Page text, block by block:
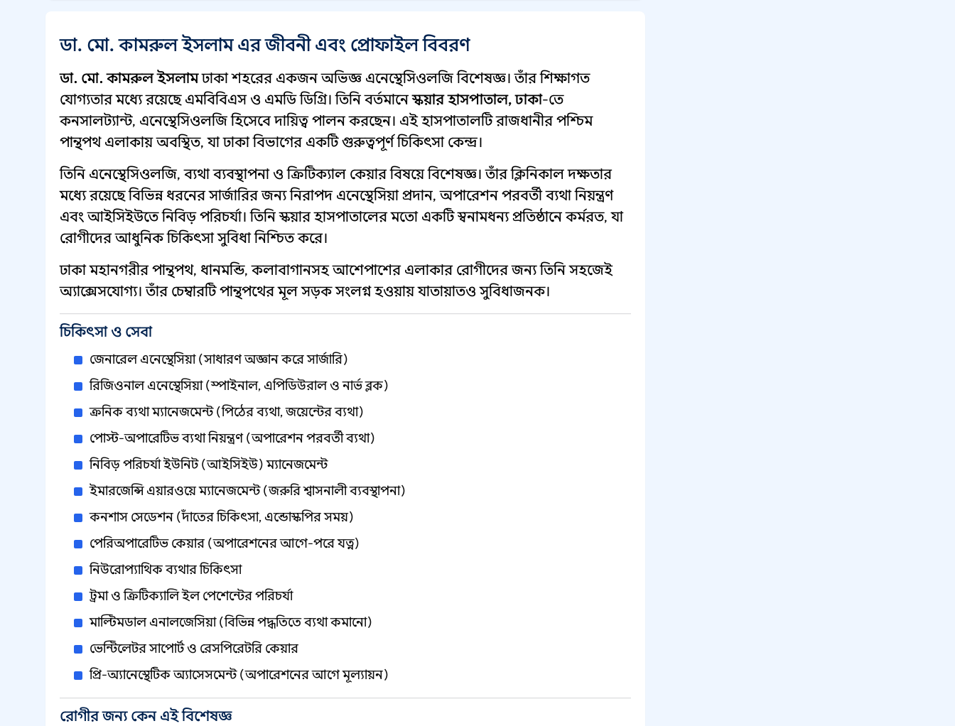
ডা. মো. কামরুল ইসলাম এর জীবনী এবং প্রোফাইল বিবরণ
ডা. মো. কামরুল ইসলামঢাকা শহরের একজন অভিজ্ঞ এনেস্থেসিওলজি বিশেষজ্ঞ। তাঁর শিক্ষাগত
যোগ্যতার মধ্যে রয়েছে এমবিবিএস ও এমডি ডিগ্রি। তিনি বর্তমানেস্কয়ার হাসপাতাল, ঢাকা-তে
কনসালট্যান্ট, এনেস্থেসিওলজি হিসেবে দায়িত্ব পালন করছেন। এই হাসপাতালটি রাজধানীর পশ্চিম
পান্থপথ এলাকায় অবস্থিত, যা ঢাকা বিভাগের একটি গুরুত্বপূর্ণ চিকিৎসা কেন্দ্র।
তিনি এনেস্থেসিওলজি, ব্যথা ব্যবস্থাপনা ও ক্রিটিক্যাল কেয়ার বিষয়ে বিশেষজ্ঞ। তাঁর ক্লিনিকাল দক্ষতার
মধ্যে রয়েছে বিভিন্ন ধরনের সার্জারির জন্য নিরাপদ এনেস্থেসিয়া প্রদান, অপারেশন পরবর্তী ব্যথা নিয়ন্ত্রণ
এবং আইসিইউতে নিবিড় পরিচর্যা। তিনি স্কয়ার হাসপাতালের মতো একটি স্বনামধন্য প্রতিষ্ঠানে কর্মরত, যা
রোগীদের আধুনিক চিকিৎসা সুবিধা নিশ্চিত করে।
ঢাকা মহানগরীর পান্থপথ, ধানমন্ডি, কলাবাগানসহ আশেপাশের এলাকার রোগীদের জন্য তিনি সহজেই
অ্যাক্সেসযোগ্য। তাঁর চেম্বারটি পান্থপথের মূল সড়ক সংলগ্ন হওয়ায় যাতায়াতও সুবিধাজনক।
চিকিৎসা ও সেবা
জেনারেল এনেস্থেসিয়া (সাধারণ অজ্ঞান করে সার্জারি)
রিজিওনাল এনেস্থেসিয়া (স্পাইনাল, এপিডিউরাল ও নার্ভ ব্লক)
ক্রনিক ব্যথা ম্যানেজমেন্ট (পিঠের ব্যথা, জয়েন্টের ব্যথা)
পোস্ট-অপারেটিভ ব্যথা নিয়ন্ত্রণ (অপারেশন পরবর্তী ব্যথা)
নিবিড় পরিচর্যা ইউনিট (আইসিইউ) ম্যানেজমেন্ট
ইমারজেন্সি এয়ারওয়ে ম্যানেজমেন্ট (জরুরি শ্বাসনালী ব্যবস্থাপনা)
কনশাস সেডেশন (দাঁতের চিকিৎসা, এন্ডোস্কপির সময়)
পেরিঅপারেটিভ কেয়ার (অপারেশনের আগে-পরে যত্ন)
নিউরোপ্যাথিক ব্যথার চিকিৎসা
ট্রমা ও ক্রিটিক্যালি ইল পেশেন্টের পরিচর্যা
মাল্টিমডাল এনালজেসিয়া (বিভিন্ন পদ্ধতিতে ব্যথা কমানো)
ভেন্টিলেটর সাপোর্ট ও রেসপিরেটরি কেয়ার
প্রি-অ্যানেস্থেটিক অ্যাসেসমেন্ট (অপারেশনের আগে মূল্যায়ন)
রোগীর জন্য কেন এই বিশেষজ্ঞ